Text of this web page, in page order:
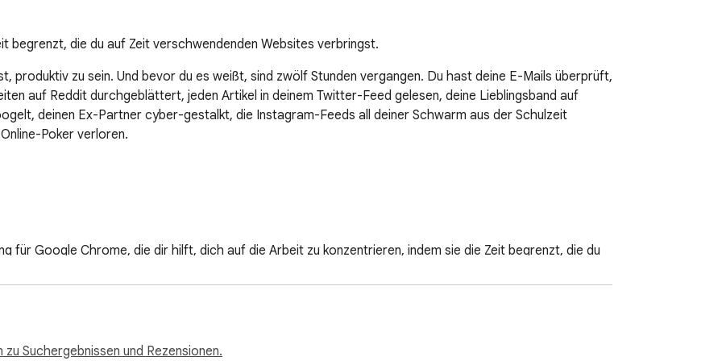
begrenzt, die du auf Zeit verschwendenden Websites verbringst.
produktiv zu sein. Und bevor du es weißt, sind zwölf Stunden vergangen. Du hast deine E-Mails überprüft,
auf Reddit durchgeblättert, jeden Artikel in deinem Twitter-Feed gelesen, deine Lieblingsband auf
deinen Ex-Partner cyber-gestalkt, die Instagram-Feeds all deiner Schwarm aus der Schulzeit
Poker verloren.
für Google Chrome, die dir hilft, dich auf die Arbeit zu konzentrieren, indem sie die Zeit begrenzt, die du
bleibst.
Suchergebnissen und Rezensionen.